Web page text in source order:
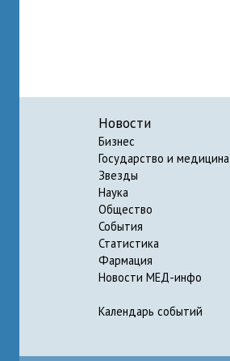
Новости
Бизнес
Государство и медицина
Звезды
Наука
Общество
События
Статистика
Фармация
Новости МЕД-инфо
Календарь событий